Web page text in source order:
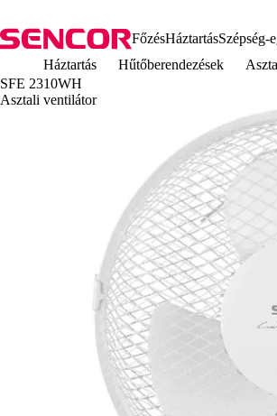
FőzésHáztartásSzépség-
Háztartás
Hűtőberendezések
SFE 2310WH
Asztali ventilátor